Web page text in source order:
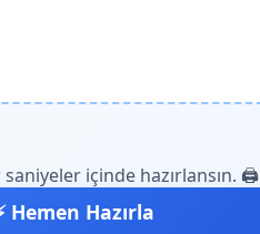
içinde hazırlansın. 🖨️
Hemen Hazırla